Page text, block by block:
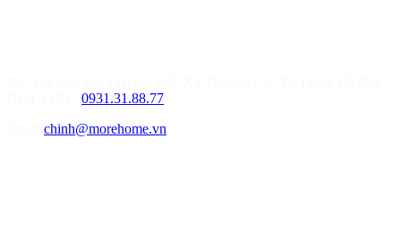
0931.31.88.77
chinh@morehome.vn